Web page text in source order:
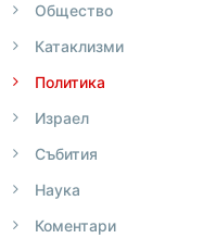
Общество
Катаклизми
Политика
Израел
Събития
Наука
Коментари